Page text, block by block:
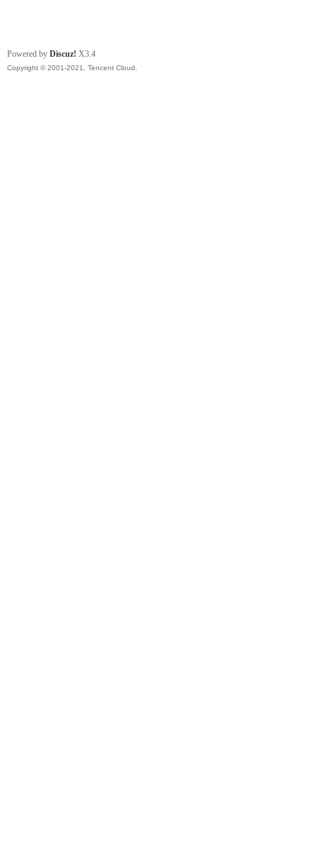
Powered by Discuz! X3.4
Copyright © 2001-2021, Tencent Cloud.